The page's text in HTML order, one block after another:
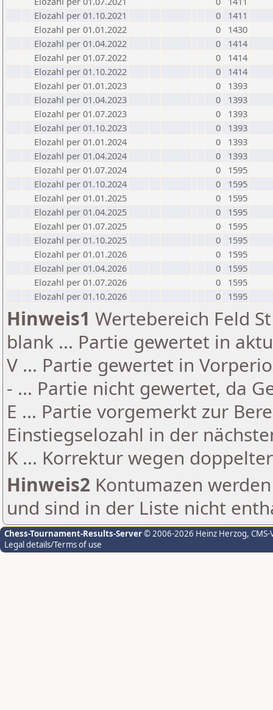
Elozahl per 01.10.2021
0
1411
Elozahl per 01.01.2022
0
1430
Elozahl per 01.04.2022
0
1414
Elozahl per 01.07.2022
0
1414
Elozahl per 01.10.2022
0
1414
Elozahl per 01.01.2023
0
1393
Elozahl per 01.04.2023
0
1393
Elozahl per 01.07.2023
0
1393
Elozahl per 01.10.2023
0
1393
Elozahl per 01.01.2024
0
1393
Elozahl per 01.04.2024
0
1393
Elozahl per 01.07.2024
0
1595
Elozahl per 01.10.2024
0
1595
Elozahl per 01.01.2025
0
1595
Elozahl per 01.04.2025
0
1595
Elozahl per 01.07.2025
0
1595
Elozahl per 01.10.2025
0
1595
Elozahl per 01.01.2026
0
1595
Elozahl per 01.04.2026
0
1595
Elozahl per 01.07.2026
0
1595
Elozahl per 01.10.2026
0 1595
Hinweis1 Wertebereich Feld
blank ... Partie gewertet in
V ... Partie gewertet in
- ... Partie nicht gewertet, da
E ... Partie vorgemerkt zur
Einstiegselozahl in der
K ... Korrektur wegen
Hinweis2 Kontumazen
und sind in der Liste nicht
Chess-Tournament-Results-Server© 2006-2026 Heinz Herzog,
Legal details/Terms of use